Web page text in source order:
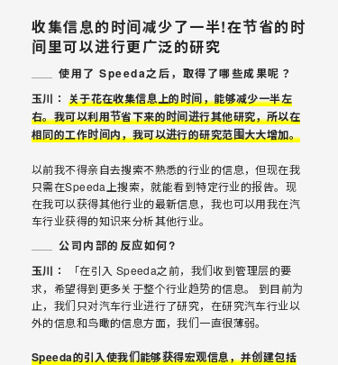
收集信息的时间减少了一半!在节省的时
间里可以进行更广泛的研究
使用了 Speeda之后，取得了哪些成果呢？
玉川： 关于花在收集信息上的时间，能够减少一半左
右。我可以利用节省下来的时间进行其他研究，所以在
相同的工作时间内，我可以进行的研究范围大大增加。
以前我不得亲自去搜索不熟悉的行业的信息，但现在我
只需在Speeda上搜索，就能看到特定行业的报告。现
在我可以获得其他行业的最新信息，我也可以用我在汽
车行业获得的知识来分析其他行业。
公司内部的反应如何?
玉川：
「在引入 Speeda之前，我们收到管理层的要
求，希望得到更多关于整个行业趋势的信息。 到目前为
止，我们只对汽车行业进行了研究，在研究汽车行业以
外的信息和鸟瞰的信息方面，我们一直很薄弱。
Speeda的引入使我们能够获得宏观信息，并创建包括